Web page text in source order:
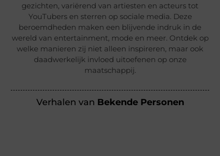
gezichten, variërend van artiesten en acteurs tot
YouTubers en sterren op sociale media. Deze
beroemdheden maken een blijvende indruk in de
wereld van entertainment, mode en meer. Ontdek op
welke manieren zij niet alleen inspireren, maar ook
daadwerkelijk invloed uitoefenen op onze
maatschappij.
Verhalen van Bekende Personen